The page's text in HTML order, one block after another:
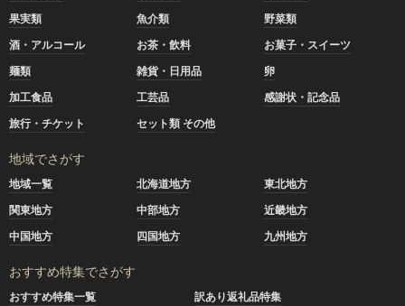
果実類
魚介類
野菜類
酒・アルコール
お茶・飲料
お菓子・スイーツ
麺類
雑貨・日用品
卵
加工食品
工芸品
感謝状・記念品
旅行・チケット
セット類 その他
地域でさがす
地域一覧 北海道地方
東北地方
関東地方
中部地方
近畿地方
中国地方
四国地方 九州地方
おすすめ特集でさがす
おすすめ特集一覧
訳あり返礼品特集